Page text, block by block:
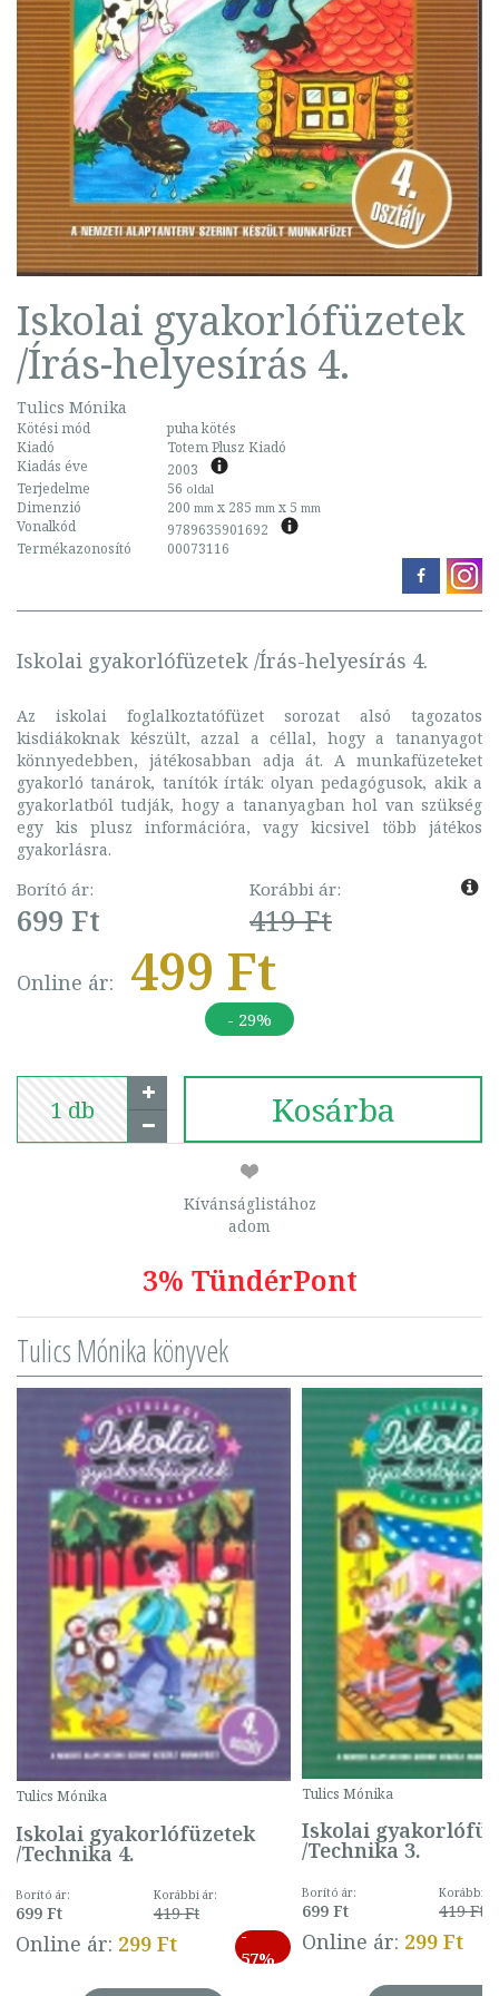
Iskolai gyakorlófüzetek
/Írás-helyesírás 4.
Tulics Mónika
Kötési mód
puha kötés
Kiadó
Totem Plusz Kiadó
Kiadás éve
2003
Terjedelme
56 oldal
Dimenzió 200 mm x 285 mm x 5 mm
Vonalkód
9789635901692
Termékazonosító
00073116
Iskolai gyakorlófüzetek /Írás-helyesírás 4.
Az iskolai foglalkoztatófüzet sorozat alsó tagozatos
kisdiákoknak készült, azzal a céllal, hogy a tananyagot
könnyedebben, játékosabban adja át. A munkafüzeteket
gyakorló tanárok, tanítók írták: olyan pedagógusok, akik a
gyakorlatból tudják, hogy a tananyagban hol van szükség
egy kis plusz információra, vagy kicsivel több játékos
gyakorlásra.
Borító ár:
699 Ft
Korábbi ár:
419 Ft
Online ár: 499 Ft
- 29%
Kosárba
Kívánságlistához
adom
3% TündérPont
Tulics Mónika könyvek
Tulics Mónika
Iskolai gyakorlófüzetek
/Technika 4.
Borító ár:
699 Ft
Korábbi ár:
419 Ft
Online ár: 299 Ft
-
57%
Tulics Mónika
Iskolai
/Technika 3.
Borító ár:
699 Ft
Korábbi
419 Ft
Online ár: 299 Ft